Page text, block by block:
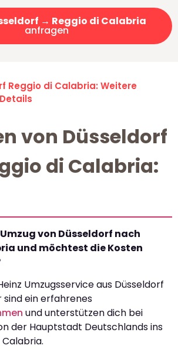
→ Reggio di Calabria
anfragen
Reggio di Calabria: Weitere
von Düsseldorf
di Calabria:
von Düsseldorf nach
und möchtest die Kosten
Umzugsservice aus Düsseldorf
ein erfahrenes
und unterstützen dich bei
der Hauptstadt Deutschlands ins